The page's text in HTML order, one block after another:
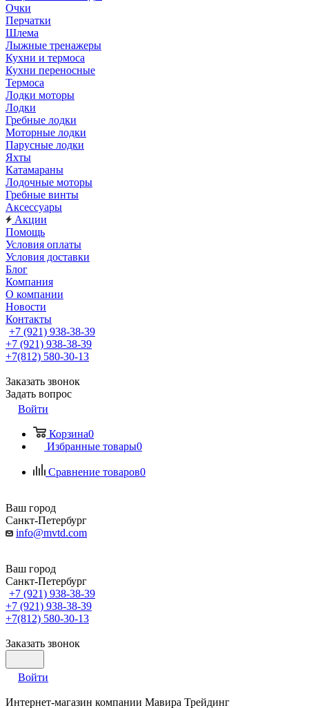
Очки
Перчатки
Шлема
Лыжные тренажеры
Кухни и термоса
Кухни переносные
Термоса
Лодки моторы
Лодки
Гребные лодки
Моторные лодки
Парусные лодки
Яхты
Катамараны
Лодочные моторы
Гребные винты
Аксессуары
Акции
Помощь
Условия оплаты
Условия доставки
Блог
Компания
О компании
Новости
Контакты
+7 (921) 938-38-39
+7 (921) 938-38-39
+7(812) 580-30-13
Заказать звонок
Задать вопрос
Войти
Корзина0
Избранные товары0
Сравнение товаров0
Ваш город
Санкт-Петербург
info@mvtd.com
Ваш город
Санкт-Петербург
+7 (921) 938-38-39
+7 (921) 938-38-39
+7(812) 580-30-13
Заказать звонок
Войти
Интернет-магазин компании Мавира Трейдинг